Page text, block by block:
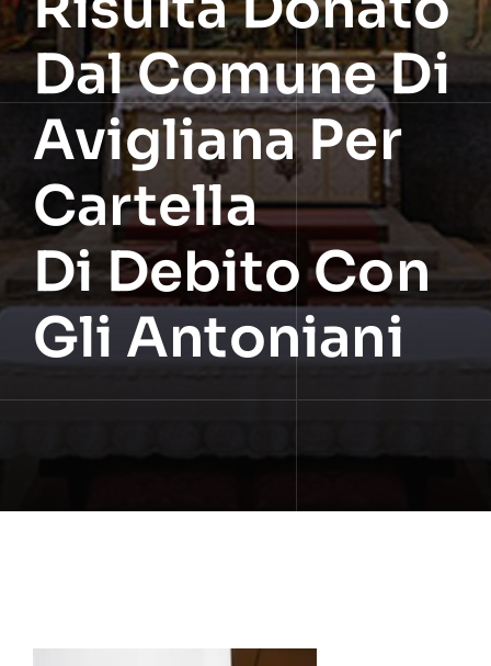
Dal Comune Di
Avigliana Per
Cartella
Di Debito Con
Gli Antoniani